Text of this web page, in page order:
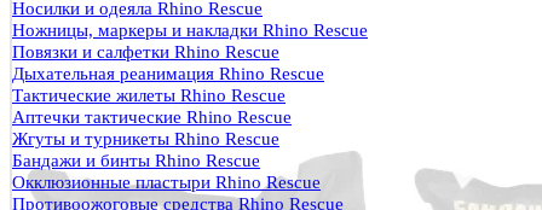
Носилки и одеяла Rhino Rescue
Ножницы, маркеры и накладки Rhino Rescue
Повязки и салфетки Rhino Rescue
Дыхательная реанимация Rhino Rescue
Тактические жилеты Rhino Rescue
Аптечки тактические Rhino Rescue
Жгуты и турникеты Rhino Rescue
Бандажи и бинты Rhino Rescue
Окклюзионные пластыри Rhino Rescue
Противоожоговые средства Rhino Rescue
0
Тактическая медицина
Еда в дорогу